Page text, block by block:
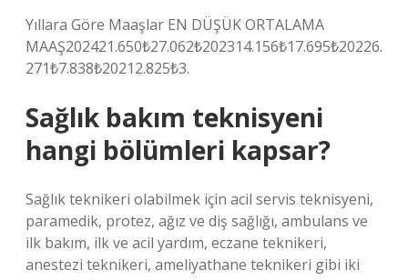
Yıllara Göre Maaşlar EN DÜŞÜK ORTALAMA
MAAŞ202421.650₺27.062₺202314.156₺17.695₺20226.
271₺7.838₺20212.825₺3.
Sağlık bakım teknisyeni
hangi bölümleri kapsar?
Sağlık teknikeri olabilmek için acil servis teknisyeni,
paramedik, protez, ağız ve diş sağlığı, ambulans ve
ilk bakım, ilk ve acil yardım, eczane teknikeri,
anestezi teknikeri, ameliyathane teknikeri gibi iki